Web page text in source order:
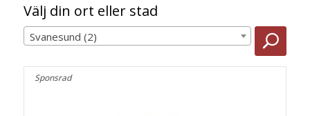
Välj din ort eller stad
Svanesund (2)
Sponsrad